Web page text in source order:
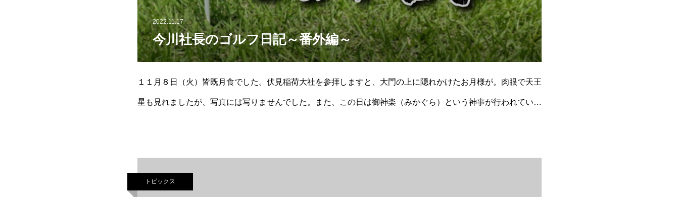
2022.11.17
今川社長のゴルフ日記～番外編～
１１月８日（火）皆既月食でした。伏見稲荷大社を参拝しますと、大門の上に隠れかけたお月様が。肉眼で天王
星も見れましたが、写真には写りませんでした。また、この日は御神楽（みかぐら）という神事が行われてい
トピックス